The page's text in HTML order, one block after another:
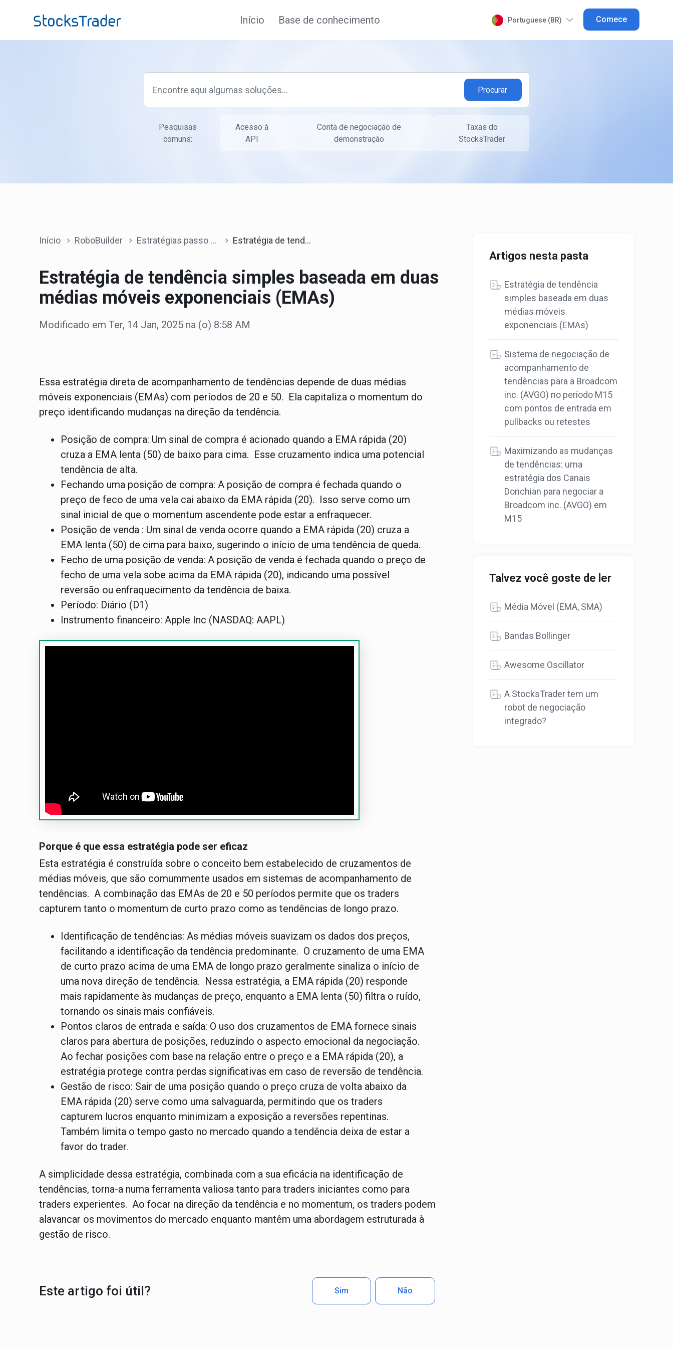
Início Base de conhecimento Portuguese (BR) Comece
Pesquisas
comuns:
Acesso à
API
Conta de negociação de
demonstração
Taxas do
StocksTrader
Início RoboBuilder Estratégias passo a passo Estratégia de tendência simples baseada em duas médias móveis exponenciais (EMAs)
Estratégia de tendência simples baseada em duas
médias móveis exponenciais (EMAs)
Modificado em Ter, 14 Jan, 2025 na (o) 8:58 AM
Essa estratégia direta de acompanhamento de tendências depende de duas médias
móveis exponenciais (EMAs) com períodos de 20 e 50. Ela capitaliza o momentum do
preço identificando mudanças na direção da tendência.
Posição de compra: Um sinal de compra é acionado quando a EMA rápida (20)
cruza a EMA lenta (50) de baixo para cima. Esse cruzamento indica uma potencial
tendência de alta.
Fechando uma posição de compra: A posição de compra é fechada quando o
preço de feco de uma vela cai abaixo da EMA rápida (20). Isso serve como um
sinal inicial de que o momentum ascendente pode estar a enfraquecer.
Posição de venda : Um sinal de venda ocorre quando a EMA rápida (20) cruza a
EMA lenta (50) de cima para baixo, sugerindo o início de uma tendência de queda.
Fecho de uma posição de venda: A posição de venda é fechada quando o preço de
fecho de uma vela sobe acima da EMA rápida (20), indicando uma possível
reversão ou enfraquecimento da tendência de baixa.
Período: Diário (D1)
Instrumento financeiro: Apple Inc (NASDAQ: AAPL)
Porque é que essa estratégia pode ser eficaz
Esta estratégia é construída sobre o conceito bem estabelecido de cruzamentos de
médias móveis, que são comummente usados em sistemas de acompanhamento de
tendências. A combinação das EMAs de 20 e 50 períodos permite que os traders
capturem tanto o momentum de curto prazo como as tendências de longo prazo.
Identificação de tendências: As médias móveis suavizam os dados dos preços,
facilitando a identificação da tendência predominante. O cruzamento de uma EMA
de curto prazo acima de uma EMA de longo prazo geralmente sinaliza o início de
uma nova direção de tendência. Nessa estratégia, a EMA rápida (20) responde
mais rapidamente às mudanças de preço, enquanto a EMA lenta (50) filtra o ruído,
tornando os sinais mais confiáveis.
Pontos claros de entrada e saída: O uso dos cruzamentos de EMA fornece sinais
claros para abertura de posições, reduzindo o aspecto emocional da negociação.
Ao fechar posições com base na relação entre o preço e a EMA rápida (20), a
estratégia protege contra perdas significativas em caso de reversão de tendência.
Gestão de risco: Sair de uma posição quando o preço cruza de volta abaixo da
EMA rápida (20) serve como uma salvaguarda, permitindo que os traders
capturem lucros enquanto minimizam a exposição a reversões repentinas.
Também limita o tempo gasto no mercado quando a tendência deixa de estar a
favor do trader.
A simplicidade dessa estratégia, combinada com a sua eficácia na identificação de
tendências, torna-a numa ferramenta valiosa tanto para traders iniciantes como para
traders experientes. Ao focar na direção da tendência e no momentum, os traders podem
alavancar os movimentos do mercado enquanto mantêm uma abordagem estruturada à
gestão de risco.
Este artigo foi útil? Não
Sim
Artigos nesta pasta
Estratégia de tendência
simples baseada em duas
médias móveis
exponenciais (EMAs)
Sistema de negociação de
acompanhamento de
tendências para a Broadcom
inc. (AVGO) no período M15
com pontos de entrada em
pullbacks ou retestes
Maximizando as mudanças
de tendências: uma
estratégia dos Canais
Donchian para negociar a
Broadcom inc. (AVGO) em
M15
Talvez você goste de ler
Média Móvel (ЕМА, SMA)
Bandas Bollinger
Awesome Oscillator
A StocksTrader tem um
robot de negociação
integrado?